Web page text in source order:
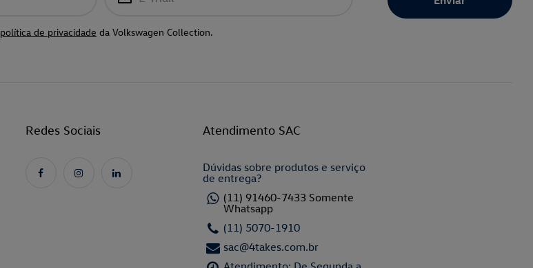
política de privacidade da Volkswagen Collection.
Redes Sociais Atendimento SAC
Dúvidas sobre produtos e serviço
de entrega?
(11) 91460-7433 Somente
Whatsapp
(11) 5070-1910
sac@4takes.com.br